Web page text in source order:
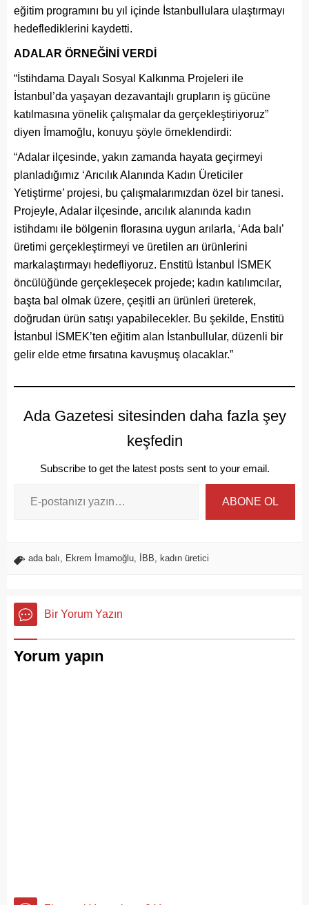
eğitim programını bu yıl içinde İstanbullulara ulaştırmayı
hedeflediklerini kaydetti.
ADALAR ÖRNEĞİNİ VERDİ
“İstihdama Dayalı Sosyal Kalkınma Projeleri ile
İstanbul’da yaşayan dezavantajlı grupların iş gücüne
katılmasına yönelik çalışmalar da gerçekleştiriyoruz”
diyen İmamoğlu, konuyu şöyle örneklendirdi:
“Adalar ilçesinde, yakın zamanda hayata geçirmeyi
planladığımız ‘Arıcılık Alanında Kadın Üreticiler
Yetiştirme’ projesi, bu çalışmalarımızdan özel bir tanesi.
Projeyle, Adalar ilçesinde, arıcılık alanında kadın
istihdamı ile bölgenin florasına uygun arılarla, ‘Ada balı’
üretimi gerçekleştirmeyi ve üretilen arı ürünlerini
markalaştırmayı hedefliyoruz. Enstitü İstanbul İSMEK
öncülüğünde gerçekleşecek projede; kadın katılımcılar,
başta bal olmak üzere, çeşitli arı ürünleri üreterek,
doğrudan ürün satışı yapabilecekler. Bu şekilde, Enstitü
İstanbul İSMEK’ten eğitim alan İstanbullular, düzenli bir
gelir elde etme fırsatına kavuşmuş olacaklar.”
Ada Gazetesi sitesinden daha fazla şey
keşfedin
Subscribe to get the latest posts sent to your email.
ABONE OL
ada balı, Ekrem İmamoğlu, İBB, kadın üretici
Bir Yorum Yazın
Yorum yapın